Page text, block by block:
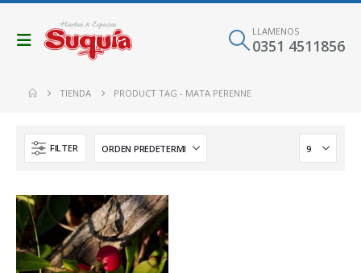
LLAMENOS
0351 4511856
TIENDA PRODUCT TAG - MATA PERENNE
FILTER